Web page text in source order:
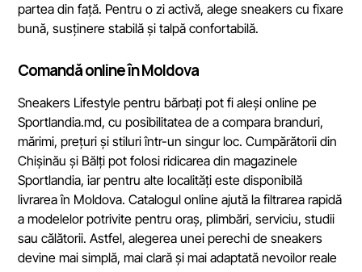
partea din față. Pentru o zi activă, alege sneakers cu fixare
bună, susținere stabilă și talpă confortabilă.
Comandă online în Moldova
Sneakers Lifestyle pentru bărbați pot fi aleși online pe
Sportlandia.md, cu posibilitatea de a compara branduri,
mărimi, prețuri și stiluri într-un singur loc. Cumpărătorii din
Chișinău și Bălți pot folosi ridicarea din magazinele
Sportlandia, iar pentru alte localități este disponibilă
livrarea în Moldova. Catalogul online ajută la filtrarea rapidă
a modelelor potrivite pentru oraș, plimbări, serviciu, studii
sau călătorii. Astfel, alegerea unei perechi de sneakers
devine mai simplă, mai clară și mai adaptată nevoilor reale